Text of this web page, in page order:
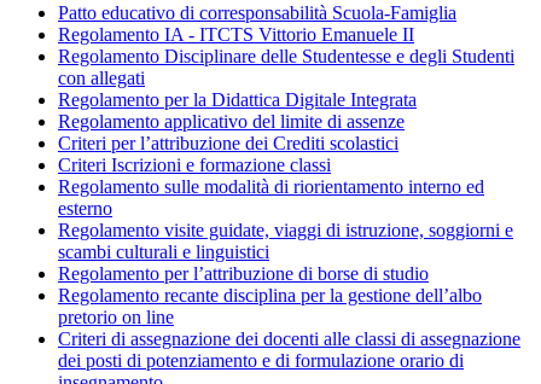
Patto educativo di corresponsabilità Scuola-Famiglia
Regolamento IA - ITCTS Vittorio Emanuele II
Regolamento Disciplinare delle Studentesse e degli Studenti
con allegati
Regolamento per la Didattica Digitale Integrata
Regolamento applicativo del limite di assenze
Criteri per l’attribuzione dei Crediti scolastici
Criteri Iscrizioni e formazione classi
Regolamento sulle modalità di riorientamento interno ed
esterno
Regolamento visite guidate, viaggi di istruzione, soggiorni e
scambi culturali e linguistici
Regolamento per l’attribuzione di borse di studio
Regolamento recante disciplina per la gestione dell’albo
pretorio on line
Criteri di assegnazione dei docenti alle classi di assegnazione
dei posti di potenziamento e di formulazione orario di